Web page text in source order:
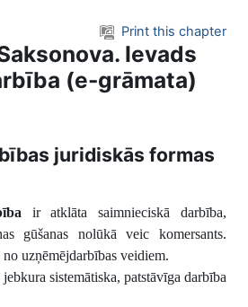
Print this chapter
Ievads
(e-grāmata)
juridiskās formas
ir atklāta saimnieciskā darbība,
gūšanas nolūkā veic komersants.
uzņēmējdarbības veidiem.
sistemātiska, patstāvīga darbība